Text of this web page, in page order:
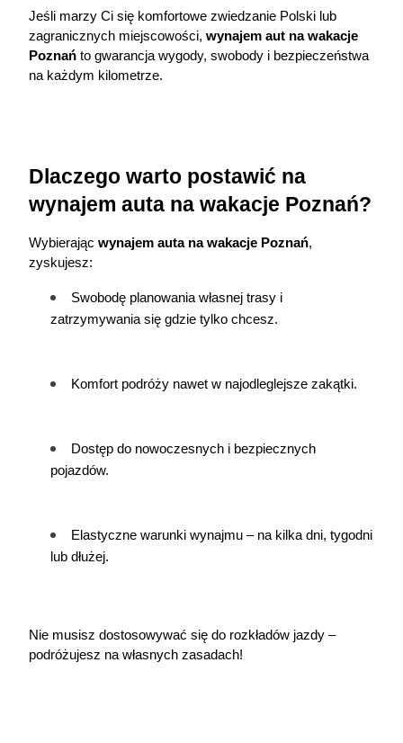
Jeśli marzy Ci się komfortowe zwiedzanie Polski lub
zagranicznych miejscowości, wynajem aut na wakacje
Poznań to gwarancja wygody, swobody i bezpieczeństwa
na każdym kilometrze.
Dlaczego warto postawić na
wynajem auta na wakacje Poznań?
Wybierając wynajem auta na wakacje Poznań,
zyskujesz:
Swobodę planowania własnej trasy i
zatrzymywania się gdzie tylko chcesz.
Komfort podróży nawet w najodleglejsze zakątki.
Dostęp do nowoczesnych i bezpiecznych
pojazdów.
Elastyczne warunki wynajmu – na kilka dni, tygodni
lub dłużej.
Nie musisz dostosowywać się do rozkładów jazdy –
podróżujesz na własnych zasadach!